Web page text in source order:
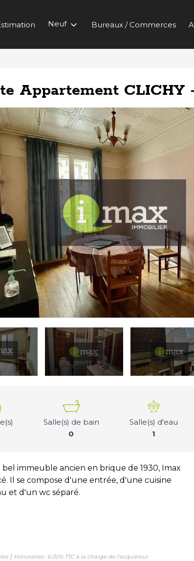
Neuf Bureaux / Commerces
Appartement CLICHY
Salle(s) de bain
0
Salle(s) d'eau
1
immeuble ancien en brique de 1930, Imax
Il se compose d'une entrée, d'une cuisine
et d'un wc séparé.
| Honoraires : 6.00% TTC à la charge de l'acquéreur